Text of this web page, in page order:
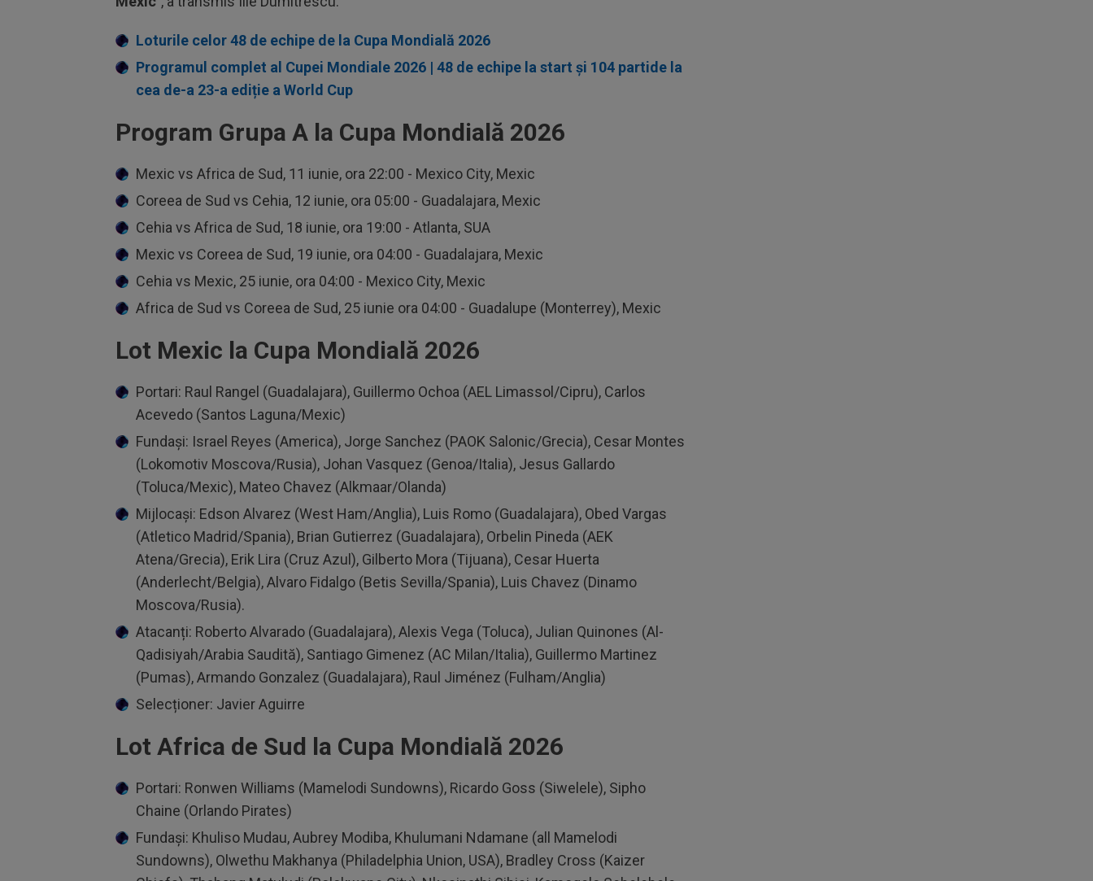
Loturile celor 48 de echipe de la Cupa Mondială 2026
Programul complet al Cupei Mondiale 2026 | 48 de echipe la start și 104 partide la
cea de-a 23-a ediție a World Cup
Program Grupa A la Cupa Mondială 2026
Mexic vs Africa de Sud, 11 iunie, ora 22:00 - Mexico City, Mexic
Coreea de Sud vs Cehia, 12 iunie, ora 05:00 - Guadalajara, Mexic
Cehia vs Africa de Sud, 18 iunie, ora 19:00 - Atlanta, SUA
Mexic vs Coreea de Sud, 19 iunie, ora 04:00 - Guadalajara, Mexic
Cehia vs Mexic, 25 iunie, ora 04:00 - Mexico City, Mexic
Africa de Sud vs Coreea de Sud, 25 iunie ora 04:00 - Guadalupe (Monterrey), Mexic
Lot Mexic la Cupa Mondială 2026
Portari: Raul Rangel (Guadalajara), Guillermo Ochoa (AEL Limassol/Cipru), Carlos
Acevedo (Santos Laguna/Mexic)
Fundași: Israel Reyes (America), Jorge Sanchez (PAOK Salonic/Grecia), Cesar Montes
(Lokomotiv Moscova/Rusia), Johan Vasquez (Genoa/Italia), Jesus Gallardo
(Toluca/Mexic), Mateo Chavez (Alkmaar/Olanda)
Mijlocași: Edson Alvarez (West Ham/Anglia), Luis Romo (Guadalajara), Obed Vargas
(Atletico Madrid/Spania), Brian Gutierrez (Guadalajara), Orbelin Pineda (AEK
Atena/Grecia), Erik Lira (Cruz Azul), Gilberto Mora (Tijuana), Cesar Huerta
(Anderlecht/Belgia), Alvaro Fidalgo (Betis Sevilla/Spania), Luis Chavez (Dinamo
Moscova/Rusia).
Atacanți: Roberto Alvarado (Guadalajara), Alexis Vega (Toluca), Julian Quinones (Al-
Qadisiyah/Arabia Saudită), Santiago Gimenez (AC Milan/Italia), Guillermo Martinez
(Pumas), Armando Gonzalez (Guadalajara), Raul Jiménez (Fulham/Anglia)
Selecționer: Javier Aguirre
Lot Africa de Sud la Cupa Mondială 2026
Portari: Ronwen Williams (Mamelodi Sundowns), Ricardo Goss (Siwelele), Sipho ​
Chaine (Orlando Pirates)
Fundași: Khuliso Mudau, Aubrey Modiba, Khulumani Ndamane (all Mamelodi
Sundowns), Olwethu ‌Makhanya (Philadelphia Union, USA), Bradley Cross (Kaizer